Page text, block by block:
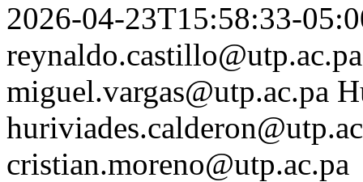
2026-04-23T15:58:33-
reynaldo.castillo@utp.ac.pa
miguel.vargas@utp.ac.pa
cristian.moreno@utp.ac.pa